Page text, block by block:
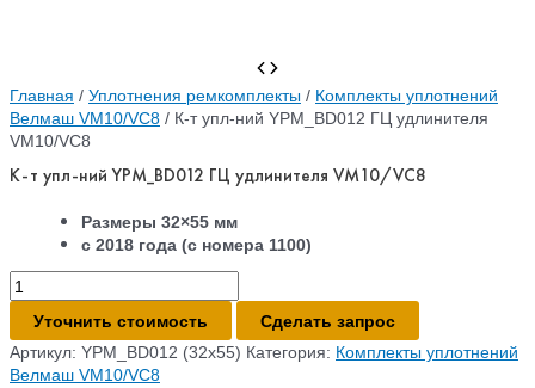
Главная / Уплотнения ремкомплекты / Комплекты уплотнений
Велмаш VM10/VC8 / К-т упл-ний YPM_BD012 ГЦ удлинителя
VM10/VC8
К-т упл-ний YPM_BD012 ГЦ удлинителя VM10/VC8
Размеры 32×55 мм
с 2018 года (с номера 1100)
Количество
товара
т
упл-
Уточнить стоимость
Сделать запрос
Артикул: YPM_BD012 (32х55) Категория: Комплекты уплотнений
Велмаш VM10/VC8